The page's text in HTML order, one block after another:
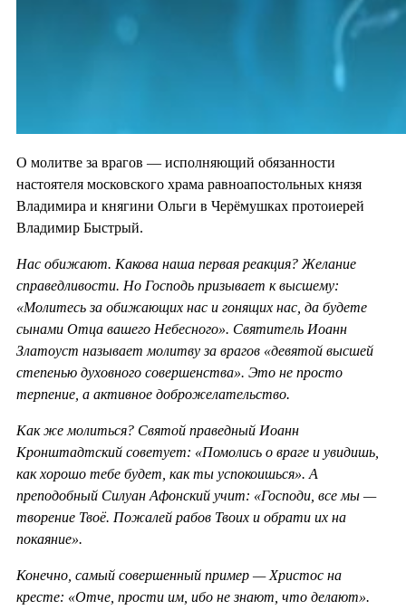
О молитве за врагов — исполняющий обязанности
настоятеля московского храма равноапостольных князя
Владимира и княгини Ольги в Черёмушках протоиерей
Владимир Быстрый.
Нас обижают. Какова наша первая реакция? Желание
справедливости. Но Господь призывает к высшему:
«Молитесь за обижающих нас и гонящих нас, да будете
сынами Отца вашего Небесного». Святитель Иоанн
Златоуст называет молитву за врагов «девятой высшей
степенью духовного совершенства». Это не просто
терпение, а активное доброжелательство.
Как же молиться? Святой праведный Иоанн
Кронштадтский советует: «Помолись о враге и увидишь,
как хорошо тебе будет, как ты успокоишься». А
преподобный Силуан Афонский учит: «Господи, все мы —
творение Твоё. Пожалей рабов Твоих и обрати их на
покаяние».
Конечно, самый совершенный пример — Христос на
кресте: «Отче, прости им, ибо не знают, что делают».